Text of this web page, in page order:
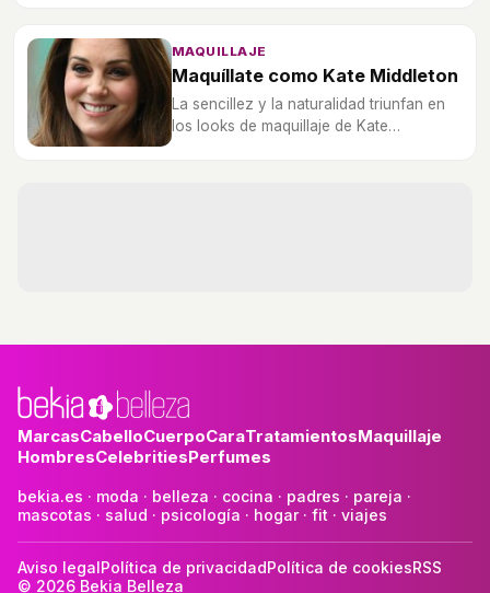
MAQUILLAJE
Maquíllate como Kate Middleton
La sencillez y la naturalidad triunfan en
los looks de maquillaje de Kate
MarcasCabelloCuerpoCaraTratamientosMaquillaje
HombresCelebritiesPerfumes
bekia.es · moda · belleza · cocina · padres · pareja ·
mascotas · salud · psicología · hogar· fit · viajes
Aviso legalPolítica de privacidadPolítica de cookiesRSS
© 2026 Bekia Belleza